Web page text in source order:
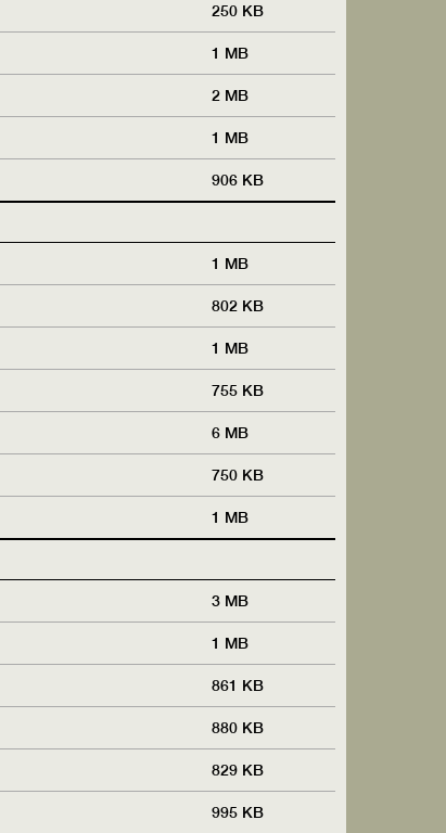
250 KB
1 MB
2 MB
1 MB
906 KB
1 MB
802 KB
1 MB
755 KB
6 MB
750 KB
1 MB
3 MB
1 MB
861 KB
880 KB
829 KB
995 KB